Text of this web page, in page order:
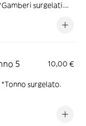
surgelati.
5
10,00 €
surgelato.